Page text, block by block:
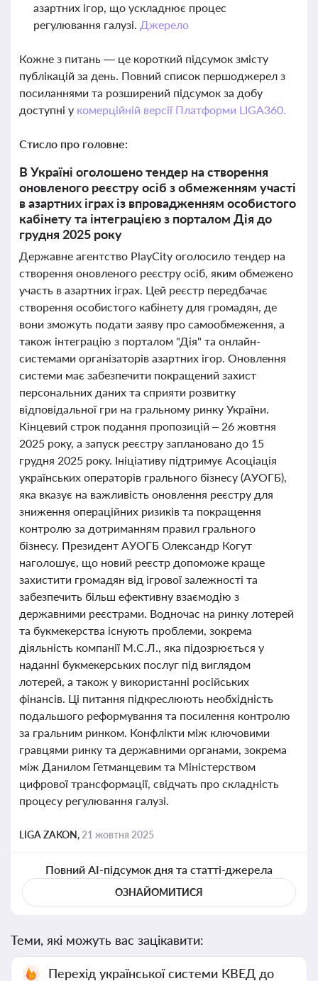
азартних ігор, що ускладнює процес
регулювання галузі. Джерело
Кожне з питань — це короткий підсумок змісту
публікацій за день. Повний список першоджерел з
посиланнями та розширений підсумок за добу
доступні у комерційній версії Платформи LIGA360.
Стисло про головне:
В Україні оголошено тендер на створення
оновленого реєстру осіб з обмеженням участі
в азартних іграх із впровадженням особистого
кабінету та інтеграцією з порталом Дія до
грудня 2025 року
Державне агентство PlayCity оголосило тендер на
створення оновленого реєстру осіб, яким обмежено
участь в азартних іграх. Цей реєстр передбачає
створення особистого кабінету для громадян, де
вони зможуть подати заяву про самообмеження, а
також інтеграцію з порталом "Дія" та онлайн-
системами організаторів азартних ігор. Оновлення
системи має забезпечити покращений захист
персональних даних та сприяти розвитку
відповідальної гри на гральному ринку України.
Кінцевий строк подання пропозицій – 26 жовтня
2025 року, а запуск реєстру заплановано до 15
грудня 2025 року. Ініціативу підтримує Асоціація
українських операторів грального бізнесу (АУОГБ),
яка вказує на важливість оновлення реєстру для
зниження операційних ризиків та покращення
контролю за дотриманням правил грального
бізнесу. Президент АУОГБ Олександр Когут
наголошує, що новий реєстр допоможе краще
захистити громадян від ігрової залежності та
забезпечить більш ефективну взаємодію з
державними реєстрами. Водночас на ринку лотерей
та букмекерства існують проблеми, зокрема
діяльність компанії М.С.Л., яка підозрюється у
наданні букмекерських послуг під виглядом
лотерей, а також у використанні російських
фінансів. Ці питання підкреслюють необхідність
подальшого реформування та посилення контролю
за гральним ринком. Конфлікти між ключовими
гравцями ринку та державними органами, зокрема
між Данилом Гетманцевим та Міністерством
цифрової трансформації, свідчать про складність
процесу регулювання галузі.
LIGA ZAKON, 21 жовтня 2025
Повний AI-підсумок дня та статті-джерела
ОЗНАЙОМИТИСЯ
Теми, які можуть вас зацікавити:
Перехід української системи КВЕД до